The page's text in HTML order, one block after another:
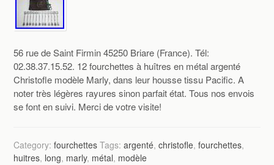
56 rue de Saint Firmin 45250 Briare (France). Tél:
02.38.37.15.52. 12 fourchettes à huîtres en métal argenté
Christofle modèle Marly, dans leur housse tissu Pacific. A
noter très légères rayures sinon parfait état. Tous nos envois
se font en suivi. Merci de votre visite!
Category:fourchettes Tags:argenté,christofle,fourchettes,
huitres, long, marly, métal, modèle